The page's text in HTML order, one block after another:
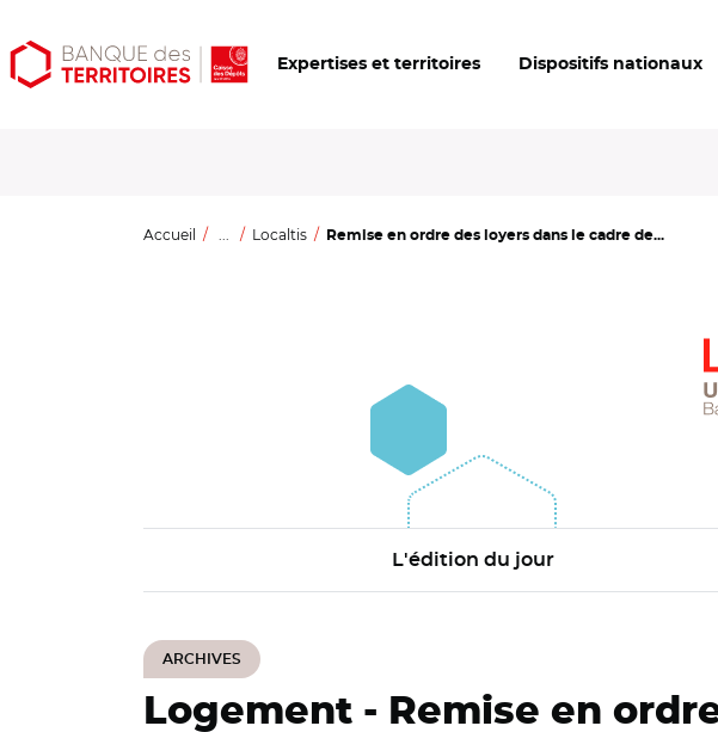
Aller
au
Aller
au
Ouvrir
les
Expertises et territoires Dispositifs nationaux
Accueil ... Localtis Remise en ordre des loyers dans le cadre de...
L'édition du jour
ARCHIVES
Logement - Remise en